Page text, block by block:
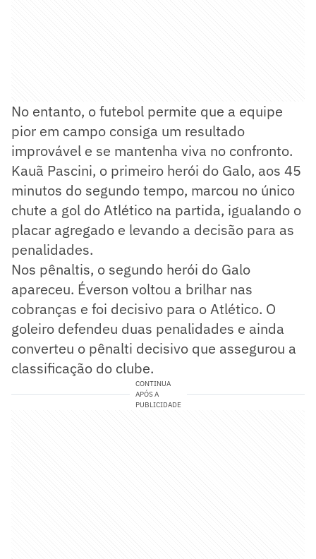
No entanto, o futebol permite que a equipe
pior em campo consiga um resultado
improvável e se mantenha viva no confronto.
Kauã Pascini, o primeiro herói do Galo, aos 45
minutos do segundo tempo, marcou no único
chute a gol do Atlético na partida, igualando o
placar agregado e levando a decisão para as
penalidades.
Nos pênaltis, o segundo herói do Galo
apareceu. Éverson voltou a brilhar nas
cobranças e foi decisivo para o Atlético. O
goleiro defendeu duas penalidades e ainda
converteu o pênalti decisivo que assegurou a
classificação do clube.
CONTINUA
APÓS A
PUBLICIDADE